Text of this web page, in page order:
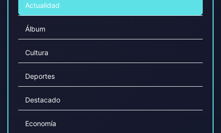
Actualidad
Álbum
Cultura
Deportes
Destacado
Economía